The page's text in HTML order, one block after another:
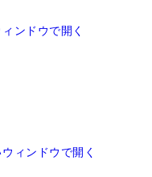
ンドウで開く
ィンドウで開く